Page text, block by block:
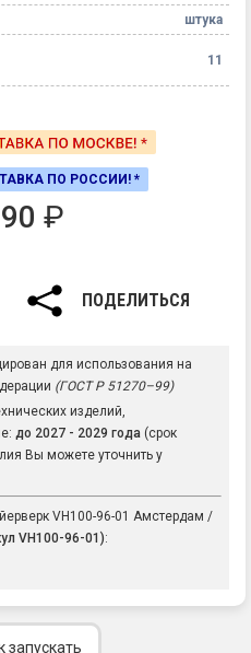
штука
11
ПО РОССИИ! *
₽
ПОДЕЛИТЬСЯ
для использования на
(ГОСТ Р 51270–99)
изделий,
до 2027 - 2029 года (срок
Вы можете уточнить у
VH100-96-01 Амстердам /
VH100-96-01):
запускать